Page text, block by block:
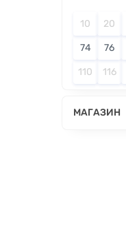
10 20
74 76
110 116
МАГАЗИН